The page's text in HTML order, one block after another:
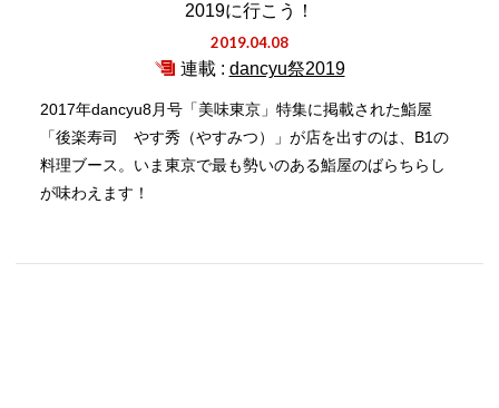
2019に行こう！
2019.04.08
連載 : dancyu祭2019
2017年dancyu8月号「美味東京」特集に掲載された鮨屋
「後楽寿司 やす秀（やすみつ）」が店を出すのは、B1の
料理ブース。いま東京で最も勢いのある鮨屋のばらちらし
が味わえます！